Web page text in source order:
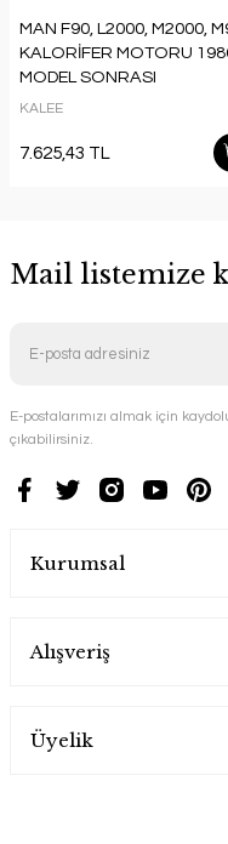
MAN F90, L2000, M2000,
KALORİFER MOTORU
MODEL SONRASI
ARAÇLARDA UYUMLUDUR.
KALEE
7.625,43 TL
Mail listemize
E-postalarımızı almak için
çıkabilirsiniz.
Kurumsal
Alışveriş
Üyelik